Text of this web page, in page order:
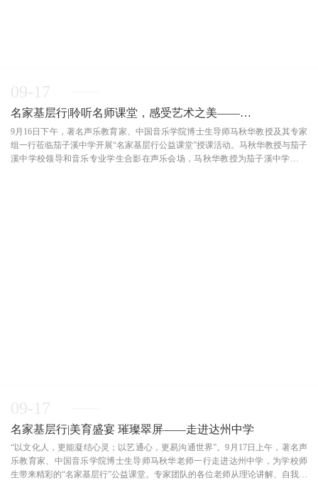
09-17
名家基层行|聆听名师课堂，感受艺术之美——茄子溪中学公
9月16日下午，著名声乐教育家、中国音乐学院博士生导师马秋华教授及其专家
组一行莅临茄子溪中学开展“名家基层行公益课堂”授课活动。马秋华教授与茄子
溪中学校领导和音乐专业学生合影在声乐会场，马秋华教授为茄子溪中学学生
09-17
名家基层行|美育盛宴 璀璨翠屏——走进达州中学
“以文化人，更能凝结心灵；以艺通心，更易沟通世界”。9月17日上午，著名声
乐教育家、中国音乐学院博士生导师马秋华老师一行走进达州中学，为学校师
生带来精彩的“名家基层行”公益课堂。专家团队的各位老师从理论讲解、自我经